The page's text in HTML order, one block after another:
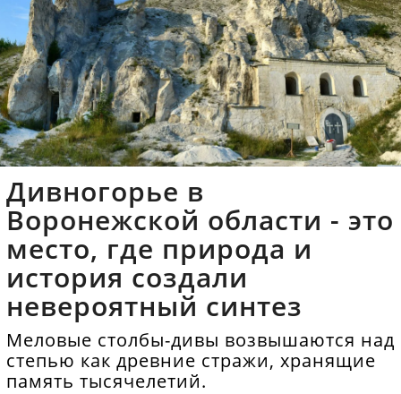
Дивногорье в
Воронежской области - это
место, где природа и
история создали
невероятный синтез
Меловые столбы-дивы возвышаются над
степью как древние стражи, хранящие
память тысячелетий.